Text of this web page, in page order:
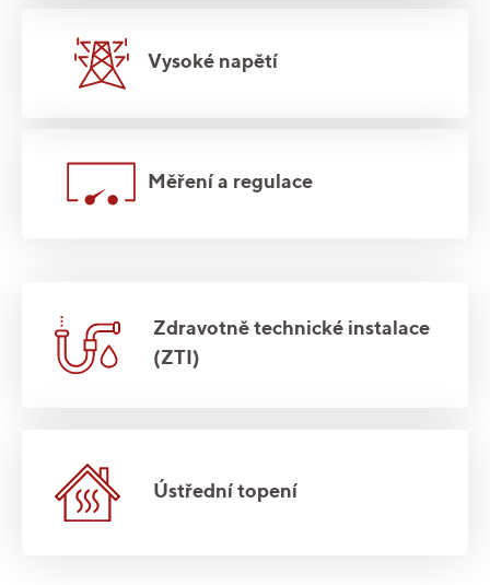
Vysoké napětí
Měření a regulace
Zdravotně technické instalace
(ZTI)
Ústřední topení